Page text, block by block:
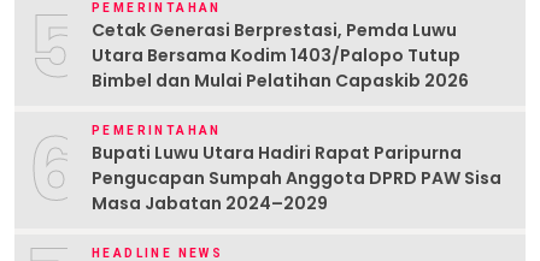
5 PEMERINTAHAN
Cetak Generasi Berprestasi, Pemda Luwu
Utara Bersama Kodim 1403/Palopo Tutup
Bimbel dan Mulai Pelatihan Capaskib 2026
6 PEMERINTAHAN
Bupati Luwu Utara Hadiri Rapat Paripurna
Pengucapan Sumpah Anggota DPRD PAW Sisa
Masa Jabatan 2024–2029
HEADLINE NEWS